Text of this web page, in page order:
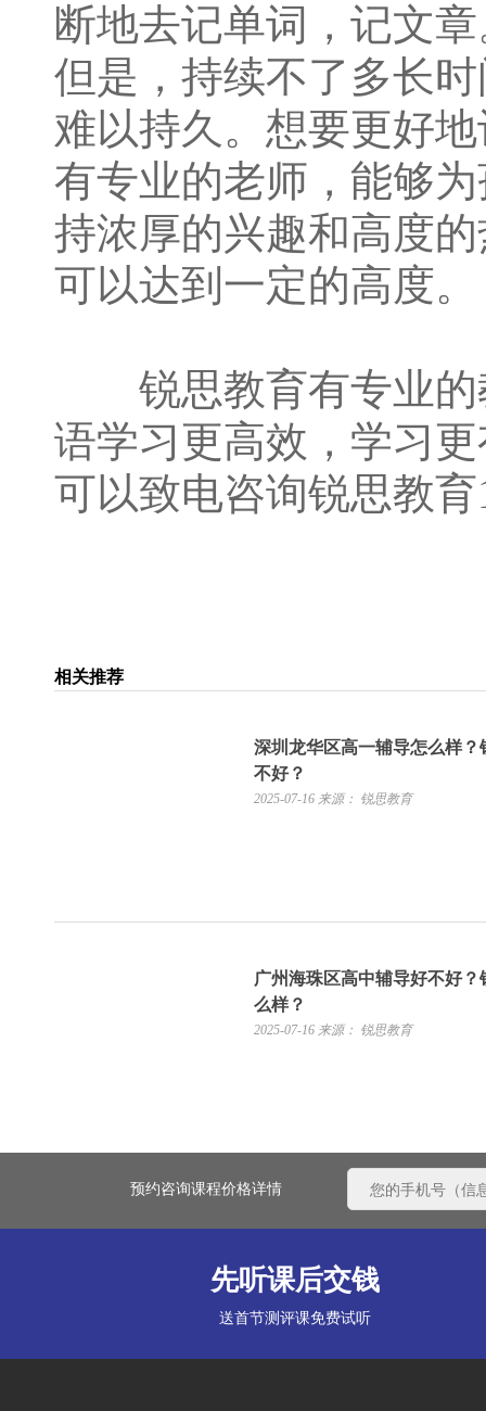
断地去记单词，记文
但是，持续不了多长
难以持久。想要更好
有专业的老师，能够
持浓厚的兴趣和高度
可以达到一定的高度。
锐思教育有专业的
语学习更高效，学习
可以致电咨询锐思教育
相关推荐
深圳龙华区高一辅导怎么样？
不好？
2025-07-16 来源： 锐思教育
广州海珠区高中辅导好不好？
么样？
2025-07-16 来源： 锐思教育
预约咨询课程价格详情
先听课后交钱
送首节测评课免费试听